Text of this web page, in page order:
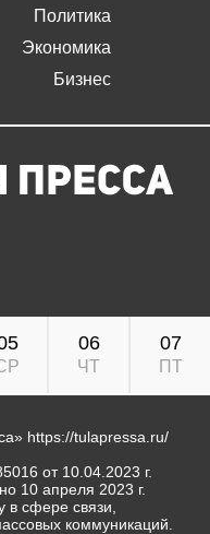
Политика
Экономика
Бизнес
06
ЧТ
07
ПТ
https://tulapressa.ru/
от 10.04.2023 г.
10 апреля 2023 г.
в сфере связи,
коммуникаций.